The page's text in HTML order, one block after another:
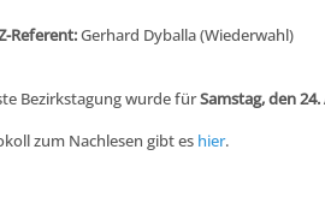
Referent:Gerhard Dyballa (Wiederwahl)
Bezirkstagung wurde fürSamstag, den
zum Nachlesen gibt es hier.